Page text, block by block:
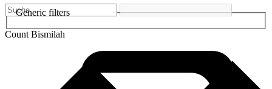
Generic filters
Count Bismilah